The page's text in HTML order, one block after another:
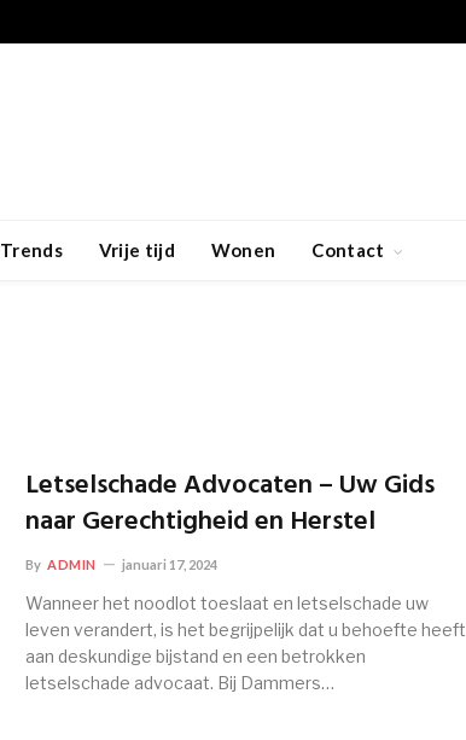
Trends Vrije tijd Wonen Contact
Letselschade Advocaten – Uw Gids
naar Gerechtigheid en Herstel
By ADMIN januari 17, 2024
Wanneer het noodlot toeslaat en letselschade uw
leven verandert, is het begrijpelijk dat u behoefte heeft
aan deskundige bijstand en een betrokken
letselschade advocaat. Bij Dammers…